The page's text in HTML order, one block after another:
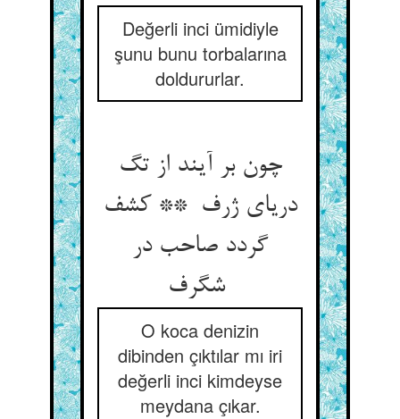
Değerli inci ümidiyle
şunu bunu torbalarına
doldururlar.
چون بر آیند از تگ
دریای ژرف ** کشف
گردد صاحب در
شگرف
O koca denizin
dibinden çıktılar mı iri
değerli inci kimdeyse
meydana çıkar.